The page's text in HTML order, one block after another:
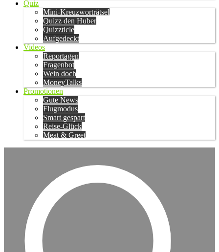
Quiz
Mini-Kreuzworträtsel
Quizz den Huber
Quizzticle
Aufgedeckt
Videos
Reportagen
Fragenbot
Wein doch
MoneyTalks
Promotionen
Gute News
Flugmodus
Smart gespart
Reise-Glück
Meat & Greet